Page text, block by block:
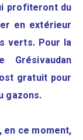
profiteront du
en extérieur
verts. Pour la
Grésivaudan
gratuit pour
gazons.
ce moment,